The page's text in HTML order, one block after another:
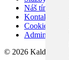
Náš tím
Kontakt
Cookies
Admin
© 2026 KaldoReal